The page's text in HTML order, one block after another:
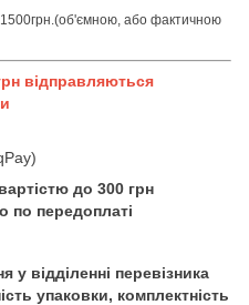
або фактичною
відправляються
до 300 грн
по передоплаті
у відділенні перевізника
упаковки, комплектність